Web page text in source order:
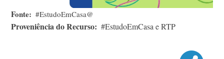
Fonte #EstudoEmCasa@
Proveniência do Recurso #EstudoEmCasa e RTP